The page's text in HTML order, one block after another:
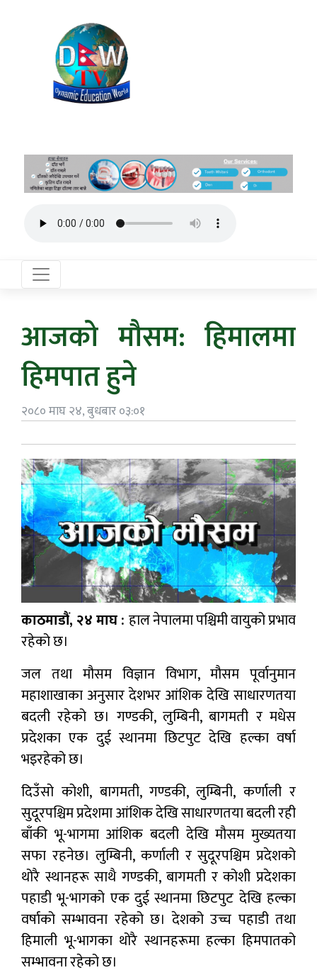
आजको मौसम: हिमालमा
हिमपात हुने
२०८० माघ २४, बुधबार ०३:०१
काठमाडौं, २४ माघ : हाल नेपालमा पश्चिमी वायुको प्रभाव
रहेको छ।
जल तथा मौसम विज्ञान विभाग, मौसम पूर्वानुमान
महाशाखाका अनुसार देशभर आंशिक देखि साधारणतया
बदली रहेको छ। गण्डकी, लुम्बिनी, बागमती र मधेस
प्रदेशका एक दुई स्थानमा छिटपुट देखि हल्का वर्षा
भइरहेको छ।
दिउँसो कोशी, बागमती, गण्डकी, लुम्बिनी, कर्णाली र
सुदूरपश्चिम प्रदेशमा आंशिक देखि साधारणतया बदली रही
बाँकी भू-भागमा आंशिक बदली देखि मौसम मुख्यतया
सफा रहनेछ। लुम्बिनी, कर्णाली र सुदूरपश्चिम प्रदेशको
थोरै स्थानहरू साथै गण्डकी, बागमती र कोशी प्रदेशका
पहाडी भू-भागको एक दुई स्थानमा छिटपुट देखि हल्का
वर्षाको सम्भावना रहेको छ। देशको उच्च पहाडी तथा
हिमाली भू-भागका थोरै स्थानहरूमा हल्का हिमपातको
सम्भावना रहेको छ।